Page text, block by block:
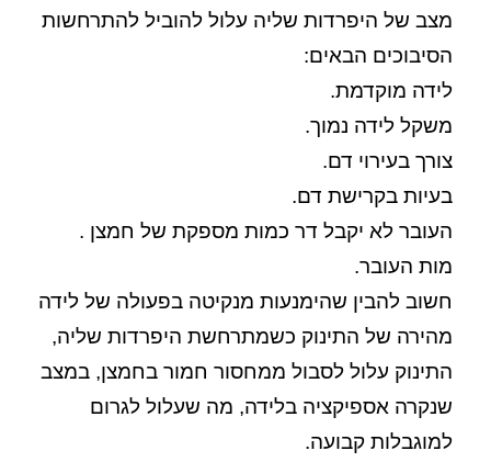
מצב של היפרדות שליה עלול להוביל להתרחשות
הסיבוכים הבאים:
לידה מוקדמת.
משקל לידה נמוך.
צורך בעירוי דם.
בעיות בקרישת דם.
העובר לא יקבל דר כמות מספקת של חמצן .
מות העובר.
חשוב להבין שהימנעות מנקיטה בפעולה של לידה
מהירה של התינוק כשמתרחשת היפרדות שליה,
התינוק עלול לסבול ממחסור חמור בחמצן, במצב
שנקרה אספיקציה בלידה, מה שעלול לגרום
למוגבלות קבועה.